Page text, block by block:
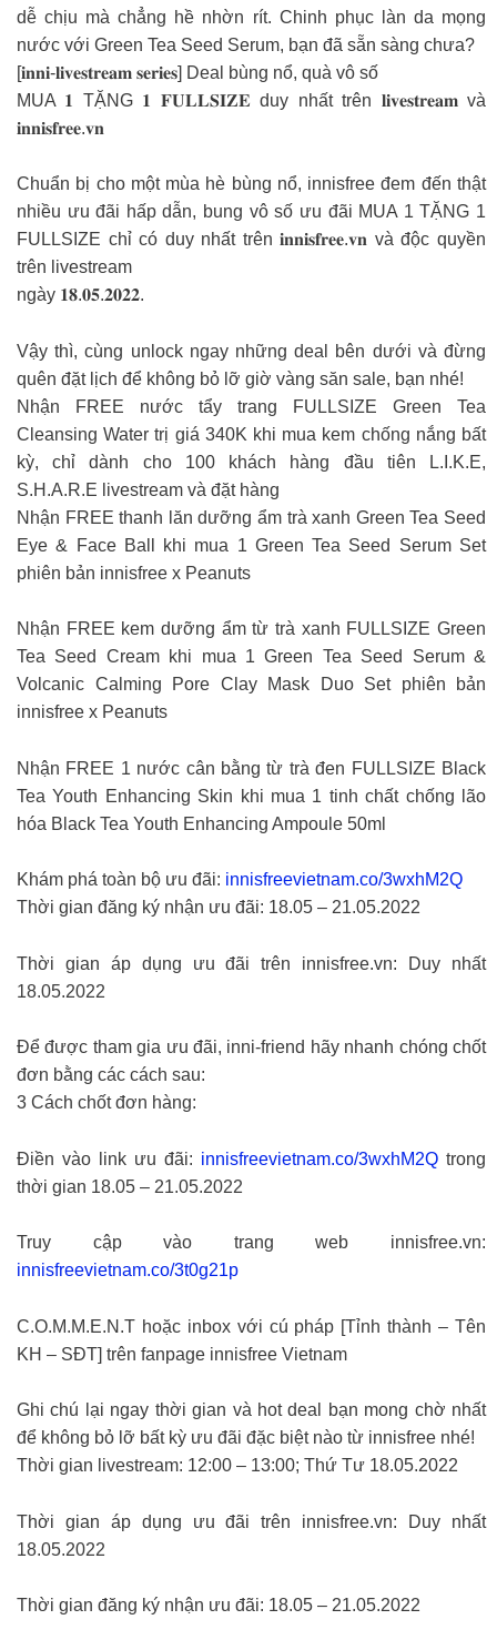
dễ chịu mà chẳng hề nhờn rít. Chinh phục làn da mọng
nước với Green Tea Seed Serum, bạn đã sẵn sàng chưa?
[𝐢𝐧𝐧𝐢-𝐥𝐢𝐯𝐞𝐬𝐭𝐫𝐞𝐚𝐦 𝐬𝐞𝐫𝐢𝐞𝐬] Deal bùng nổ, quà vô số
MUA 𝟏 TẶNG 𝟏 𝐅𝐔𝐋𝐋𝐒𝐈𝐙𝐄 duy nhất trên 𝐥𝐢𝐯𝐞𝐬𝐭𝐫𝐞𝐚𝐦 và
𝐢𝐧𝐧𝐢𝐬𝐟𝐫𝐞𝐞.𝐯𝐧
Chuẩn bị cho một mùa hè bùng nổ, innisfree đem đến thật
nhiều ưu đãi hấp dẫn, bung vô số ưu đãi MUA 1 TẶNG 1
FULLSIZE chỉ có duy nhất trên 𝐢𝐧𝐧𝐢𝐬𝐟𝐫𝐞𝐞.𝐯𝐧 và độc quyền
trên livestream
ngày 𝟏𝟖.𝟎𝟓.𝟐𝟎𝟐𝟐.
Vậy thì, cùng unlock ngay những deal bên dưới và đừng
quên đặt lịch để không bỏ lỡ giờ vàng săn sale, bạn nhé!
Nhận FREE nước tẩy trang FULLSIZE Green Tea
Cleansing Water trị giá 340K khi mua kem chống nắng bất
kỳ, chỉ dành cho 100 khách hàng đầu tiên L.I.K.E,
S.H.A.R.E livestream và đặt hàng
Nhận FREE thanh lăn dưỡng ẩm trà xanh Green Tea Seed
Eye & Face Ball khi mua 1 Green Tea Seed Serum Set
phiên bản innisfree x Peanuts
Nhận FREE kem dưỡng ẩm từ trà xanh FULLSIZE Green
Tea Seed Cream khi mua 1 Green Tea Seed Serum &
Volcanic Calming Pore Clay Mask Duo Set phiên bản
innisfree x Peanuts
Nhận FREE 1 nước cân bằng từ trà đen FULLSIZE Black
Tea Youth Enhancing Skin khi mua 1 tinh chất chống lão
hóa Black Tea Youth Enhancing Ampoule 50ml
Khám phá toàn bộ ưu đãi: innisfreevietnam.co/3wxhM2Q
Thời gian đăng ký nhận ưu đãi: 18.05 – 21.05.2022
Thời gian áp dụng ưu đãi trên innisfree.vn: Duy nhất
18.05.2022
Để được tham gia ưu đãi, inni-friend hãy nhanh chóng chốt
đơn bằng các cách sau:
3 Cách chốt đơn hàng:
Điền vào link ưu đãi: innisfreevietnam.co/3wxhM2Q trong
thời gian 18.05 – 21.05.2022
Truy cập vào trang web innisfree.vn:
innisfreevietnam.co/3t0g21p
C.O.M.M.E.N.T hoặc inbox với cú pháp [Tỉnh thành – Tên
KH – SĐT] trên fanpage innisfree Vietnam
Ghi chú lại ngay thời gian và hot deal bạn mong chờ nhất
để không bỏ lỡ bất kỳ ưu đãi đặc biệt nào từ innisfree nhé!
Thời gian livestream: 12:00 – 13:00; Thứ Tư 18.05.2022
Thời gian áp dụng ưu đãi trên innisfree.vn: Duy nhất
18.05.2022
Thời gian đăng ký nhận ưu đãi: 18.05 – 21.05.2022